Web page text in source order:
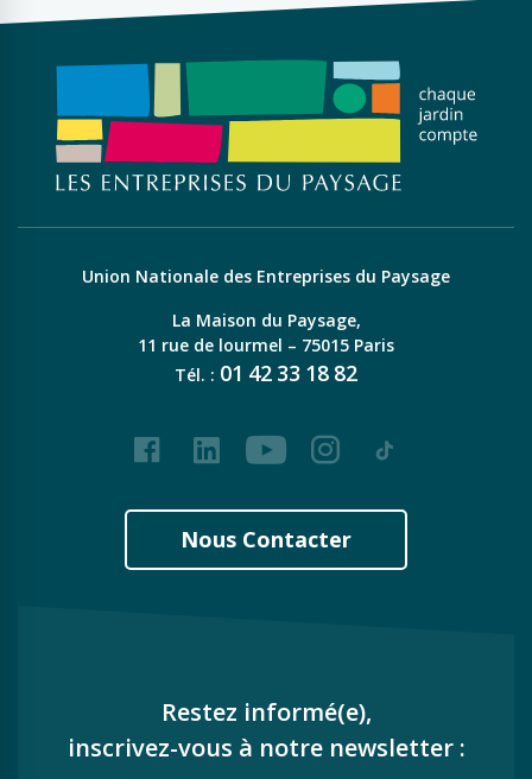
Union Nationale des Entreprises du Paysage
La Maison du Paysage,
11 rue de lourmel – 75015 Paris
Tél. : 01 42 33 18 82
FacebookLinkedInYoutubeInstagram
Tiktok
Nous Contacter
Restez informé(e),
inscrivez-vous à notre newsletter :